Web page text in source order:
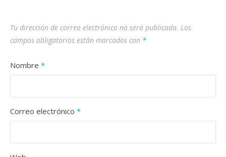
Tu dirección de correo electrónico no será publicada. Los
campos obligatorios están marcados con *
Nombre *
Correo electrónico *